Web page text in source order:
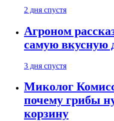
2 дня спустя
Агроном
самую
3 дня спустя
Миколог
почему грибы
корзину